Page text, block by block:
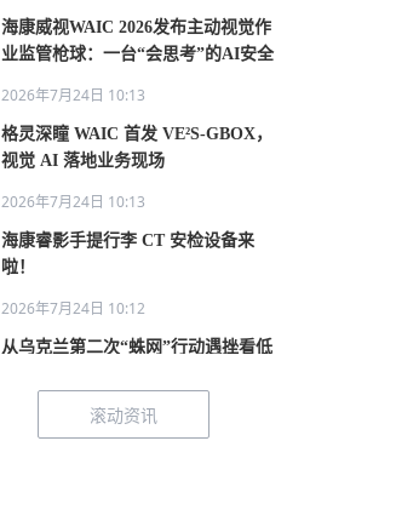
海康威视WAIC 2026发布主动视觉作
业监管枪球：一台“会思考”的AI安全
2026年7月24日 10:13
格灵深瞳 WAIC 首发 VE²S-GBOX，
视觉 AI 落地业务现场
2026年7月24日 10:13
海康睿影手提行李 CT 安检设备来
啦！
2026年7月24日 10:12
从乌克兰第二次“蛛网”行动遇挫看低
2026年7月20日 10:31
滚动资讯